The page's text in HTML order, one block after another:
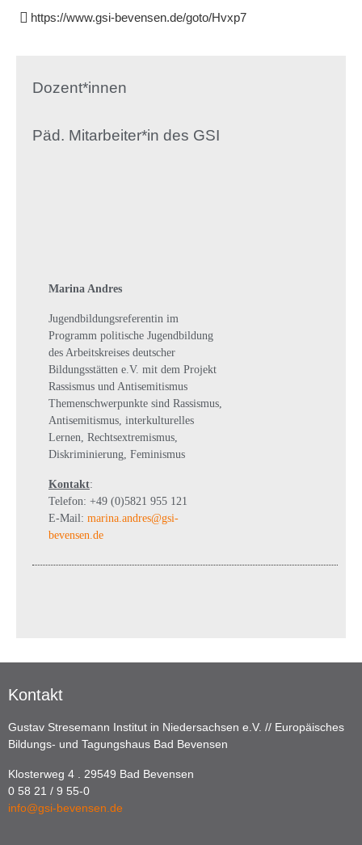
https://www.gsi-bevensen.de/goto/Hvxp7
Dozent*innen
Päd. Mitarbeiter*in des GSI
Marina Andres
Jugendbildungsreferentin im
Programm politische Jugendbildung
des Arbeitskreises deutscher
Bildungsstätten e.V. mit dem Projekt
Rassismus und Antisemitismus
Themenschwerpunkte sind Rassismus,
Antisemitismus, interkulturelles
Lernen, Rechtsextremismus,
Diskriminierung, Feminismus
Kontakt:
Telefon: +49 (0)5821 955 121
E-Mail: marina.andres@gsi-
bevensen.de
Kontakt
Gustav Stresemann Institut in Niedersachsen e.V. // Europäisches
Bildungs- und Tagungshaus Bad Bevensen
Klosterweg 4 . 29549 Bad Bevensen
0 58 21 / 9 55-0
info@gsi-bevensen.de